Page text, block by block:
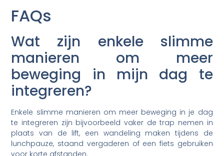
FAQs
Wat zijn enkele slimme
manieren om meer
beweging in mijn dag te
integreren?
Enkele slimme manieren om meer beweging in je dag
te integreren zijn bijvoorbeeld vaker de trap nemen in
plaats van de lift, een wandeling maken tijdens de
lunchpauze, staand vergaderen of een fiets gebruiken
voor korte afstanden.